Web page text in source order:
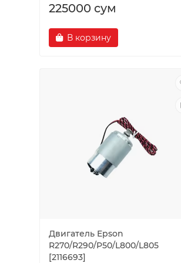
225000 сум
В корзину
Двигатель Epson
R270/R290/P50/L800/L805
[2116693]